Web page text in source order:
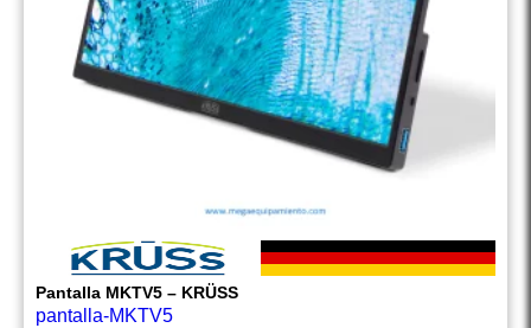
Pantalla MKTV5 – KRÜSS
pantalla-MKTV5